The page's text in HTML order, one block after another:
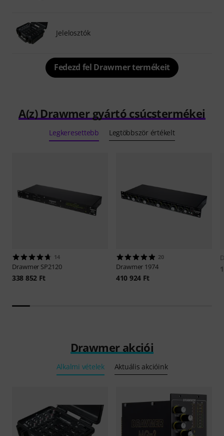
Jelelosztók
Fedezd fel Drawmer termékeit
A(z) Drawmer gyártó csúcstermékei
Legkeresettebb Legtöbbször értékelt
14
Drawmer SP2120
338 852 Ft
20
Drawmer 1974
410 924 Ft
Drawmer akciói
Alkalmi vételek Aktuális akcióink